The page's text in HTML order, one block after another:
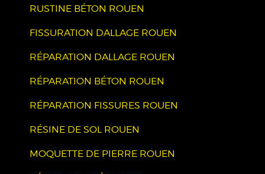
RUSTINE BÉTON ROUEN
FISSURATION DALLAGE ROUEN
RÉPARATION DALLAGE ROUEN
RÉPARATION BÉTON ROUEN
RÉPARATION FISSURES ROUEN
RÉSINE DE SOL ROUEN
MOQUETTE DE PIERRE ROUEN